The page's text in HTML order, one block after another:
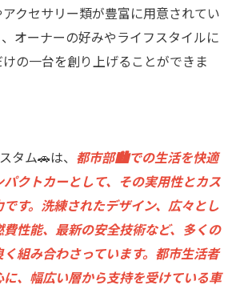
クセサリー類が豊富に用意されてい
オーナーの好みやライフスタイルに
の一台を創り上げることができま
タム🚗は、 都市部🏙での生活を快適
クトカーとして、その実用性とカス
す。洗練されたデザイン、広々とし
性能、最新の安全技術など、多くの
組み合わさっています。都市生活者
、幅広い層から支持を受けている車